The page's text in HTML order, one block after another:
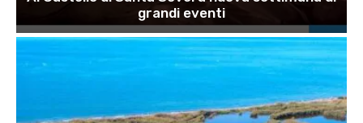
grandi eventi